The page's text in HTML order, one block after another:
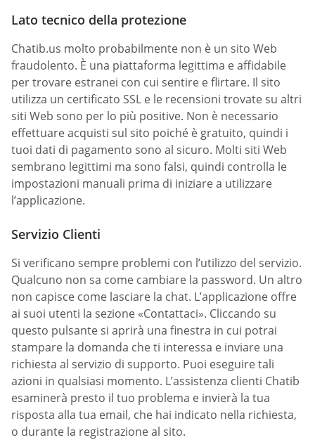
Lato tecnico della protezione
Chatib.us molto probabilmente non è un sito Web
fraudolento. È una piattaforma legittima e affidabile
per trovare estranei con cui sentire e flirtare. Il sito
utilizza un certificato SSL e le recensioni trovate su altri
siti Web sono per lo più positive. Non è necessario
effettuare acquisti sul sito poiché è gratuito, quindi i
tuoi dati di pagamento sono al sicuro. Molti siti Web
sembrano legittimi ma sono falsi, quindi controlla le
impostazioni manuali prima di iniziare a utilizzare
l’applicazione.
Servizio Clienti
Si verificano sempre problemi con l’utilizzo del servizio.
Qualcuno non sa come cambiare la password. Un altro
non capisce come lasciare la chat. L’applicazione offre
ai suoi utenti la sezione «Contattaci». Cliccando su
questo pulsante si aprirà una finestra in cui potrai
stampare la domanda che ti interessa e inviare una
richiesta al servizio di supporto. Puoi eseguire tali
azioni in qualsiasi momento. L’assistenza clienti Chatib
esaminerà presto il tuo problema e invierà la tua
risposta alla tua email, che hai indicato nella richiesta,
o durante la registrazione al sito.